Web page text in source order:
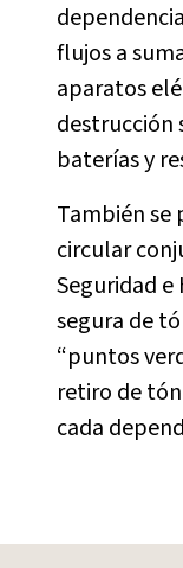
flujos a
aparatos
destrucción
baterías y
También se
circular
Seguridad
segura de
“puntos
retiro de
cada